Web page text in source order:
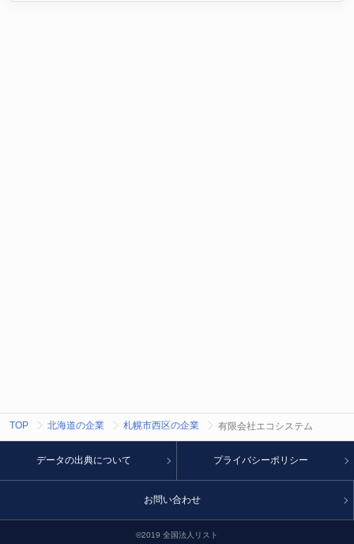
TOP 北海道の企業 札幌市西区の企業 有限会社エコシステム
©2019 全国法人リスト
データの出典について プライバシーポリシー
お問い合わせ